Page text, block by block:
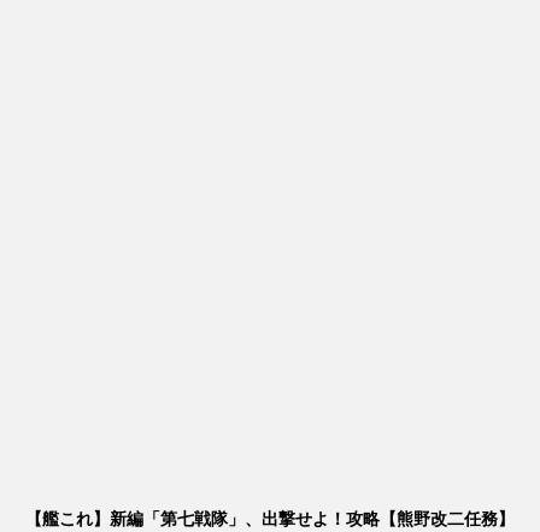
【艦これ】新編「第七戦隊」、出撃せよ！攻略【熊野改二任務】